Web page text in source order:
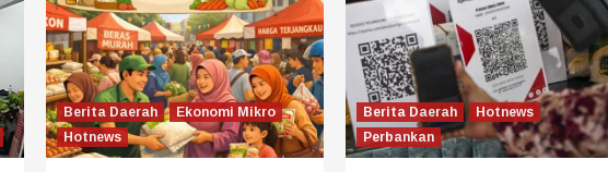
Berita Daerah
Ekonomi Mikro
Hotnews
Berita Daerah
Hotnews
Perbankan